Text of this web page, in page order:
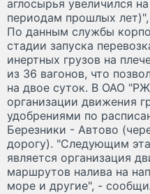
аглосырья увеличился
периодам прошлых
По данным службы
стадии запуска
инертных грузов на
из 36 вагонов, что
на двое суток. В ОАО
организации движения
удобрениями по
Березники - Автово
дорогу). "Следующим
является организация
маршрутов налива на
море и другие", -